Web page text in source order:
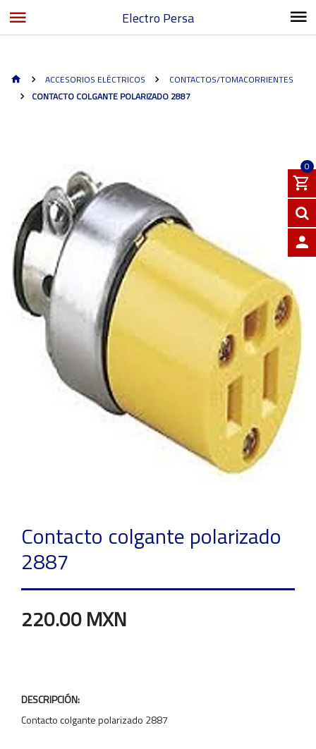
Electro Persa
0
ACCESORIOS ELÉCTRICOS
CONTACTOS/TOMACORRIENTES
CONTACTO COLGANTE POLARIZADO 2887
Contacto colgante polarizado
2887
220.00 MXN
DESCRIPCIÓN:
Contacto colgante polarizado 2887